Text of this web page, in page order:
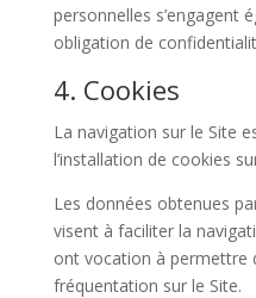
personnelles s’engagent
obligation de
4. Cookies
La navigation sur le Site
l’installation de cookies
Les données obtenues
visent à faciliter la
ont vocation à permettre
fréquentation sur le Site.